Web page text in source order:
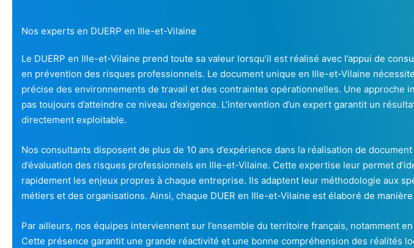
Nos experts en DUERP en Ille-et-Vilaine
Le DUERP en Ille-et-Vilaine prend toute sa valeur lorsqu’il est réalisé avec l’appui de
en prévention des risques professionnels. Le document unique en Ille-et-Vilaine
précise des environnements de travail et des contraintes opérationnelles. Une approche
pas toujours d’atteindre ce niveau d’exigence. L’intervention d’un expert garantit un
directement exploitable.
Nos consultants disposent de plus de 10 ans d’expérience dans la réalisation de
d’évaluation des risques professionnels en Ille-et-Vilaine. Cette expertise leur permet
rapidement les enjeux propres à chaque entreprise. Ils adaptent leur méthodologie aux
métiers et des organisations. Ainsi, chaque DUER en Ille-et-Vilaine est élaboré de
Par ailleurs, nos équipes interviennent sur l’ensemble du territoire français, notamment
Cette présence garantit une grande réactivité et une bonne compréhension des réalités